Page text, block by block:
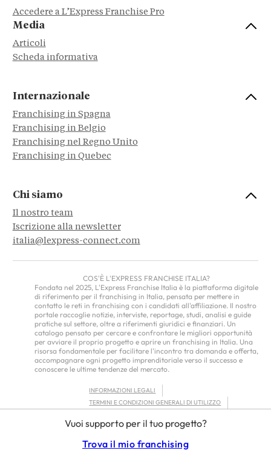
Vuoi supporto per il tuo progetto?
Trova il mio franchising
Accedere a L’Express Franchise Pro
Media
Articoli
Scheda informativa
Internazionale
Franchising in Spagna
Franchising in Belgio
Franchising nel Regno Unito
Franchising in Quebec
Chi siamo
Il nostro team
Iscrizione alla newsletter
italia@lexpress-connect.com
COS'È L'EXPRESS FRANCHISE ITALIA?
Fondata nel 2025, L'Express Franchise Italia è la piattaforma digitale
di riferimento per il franchising in Italia, pensata per mettere in
contatto le reti in franchising con i candidati all'affiliazione. Il nostro
portale raccoglie notizie, interviste, reportage, studi, analisi e guide
pratiche sul settore, oltre a riferimenti giuridici e finanziari. Un
catalogo pensato per cercare e confrontare le migliori opportunità
per avviare il proprio progetto e aprire un franchising in Italia. Una
risorsa fondamentale per facilitare l'incontro tra domanda e offerta,
accompagnare ogni progetto imprenditoriale verso il successo e
conoscere le ultime tendenze del mercato.
INFORMAZIONI LEGALI
TERMINI E CONDIZIONI GENERALI DI UTILIZZO
FRANCHISOR TERMS – EUROPE